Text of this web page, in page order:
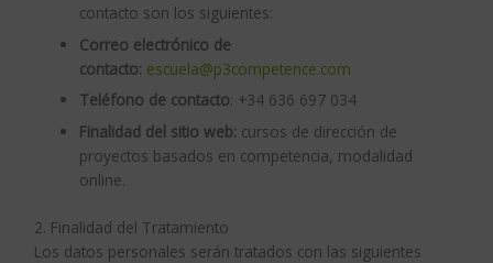
contacto son los siguientes:
Correo electrónico de
contacto: escuela@p3competence.com
Teléfono de contacto: +34 636 697 034
Finalidad del sitio web: cursos de dirección de
proyectos basados en competencia, modalidad
online.
2. Finalidad del Tratamiento
Los datos personales serán tratados con las siguientes